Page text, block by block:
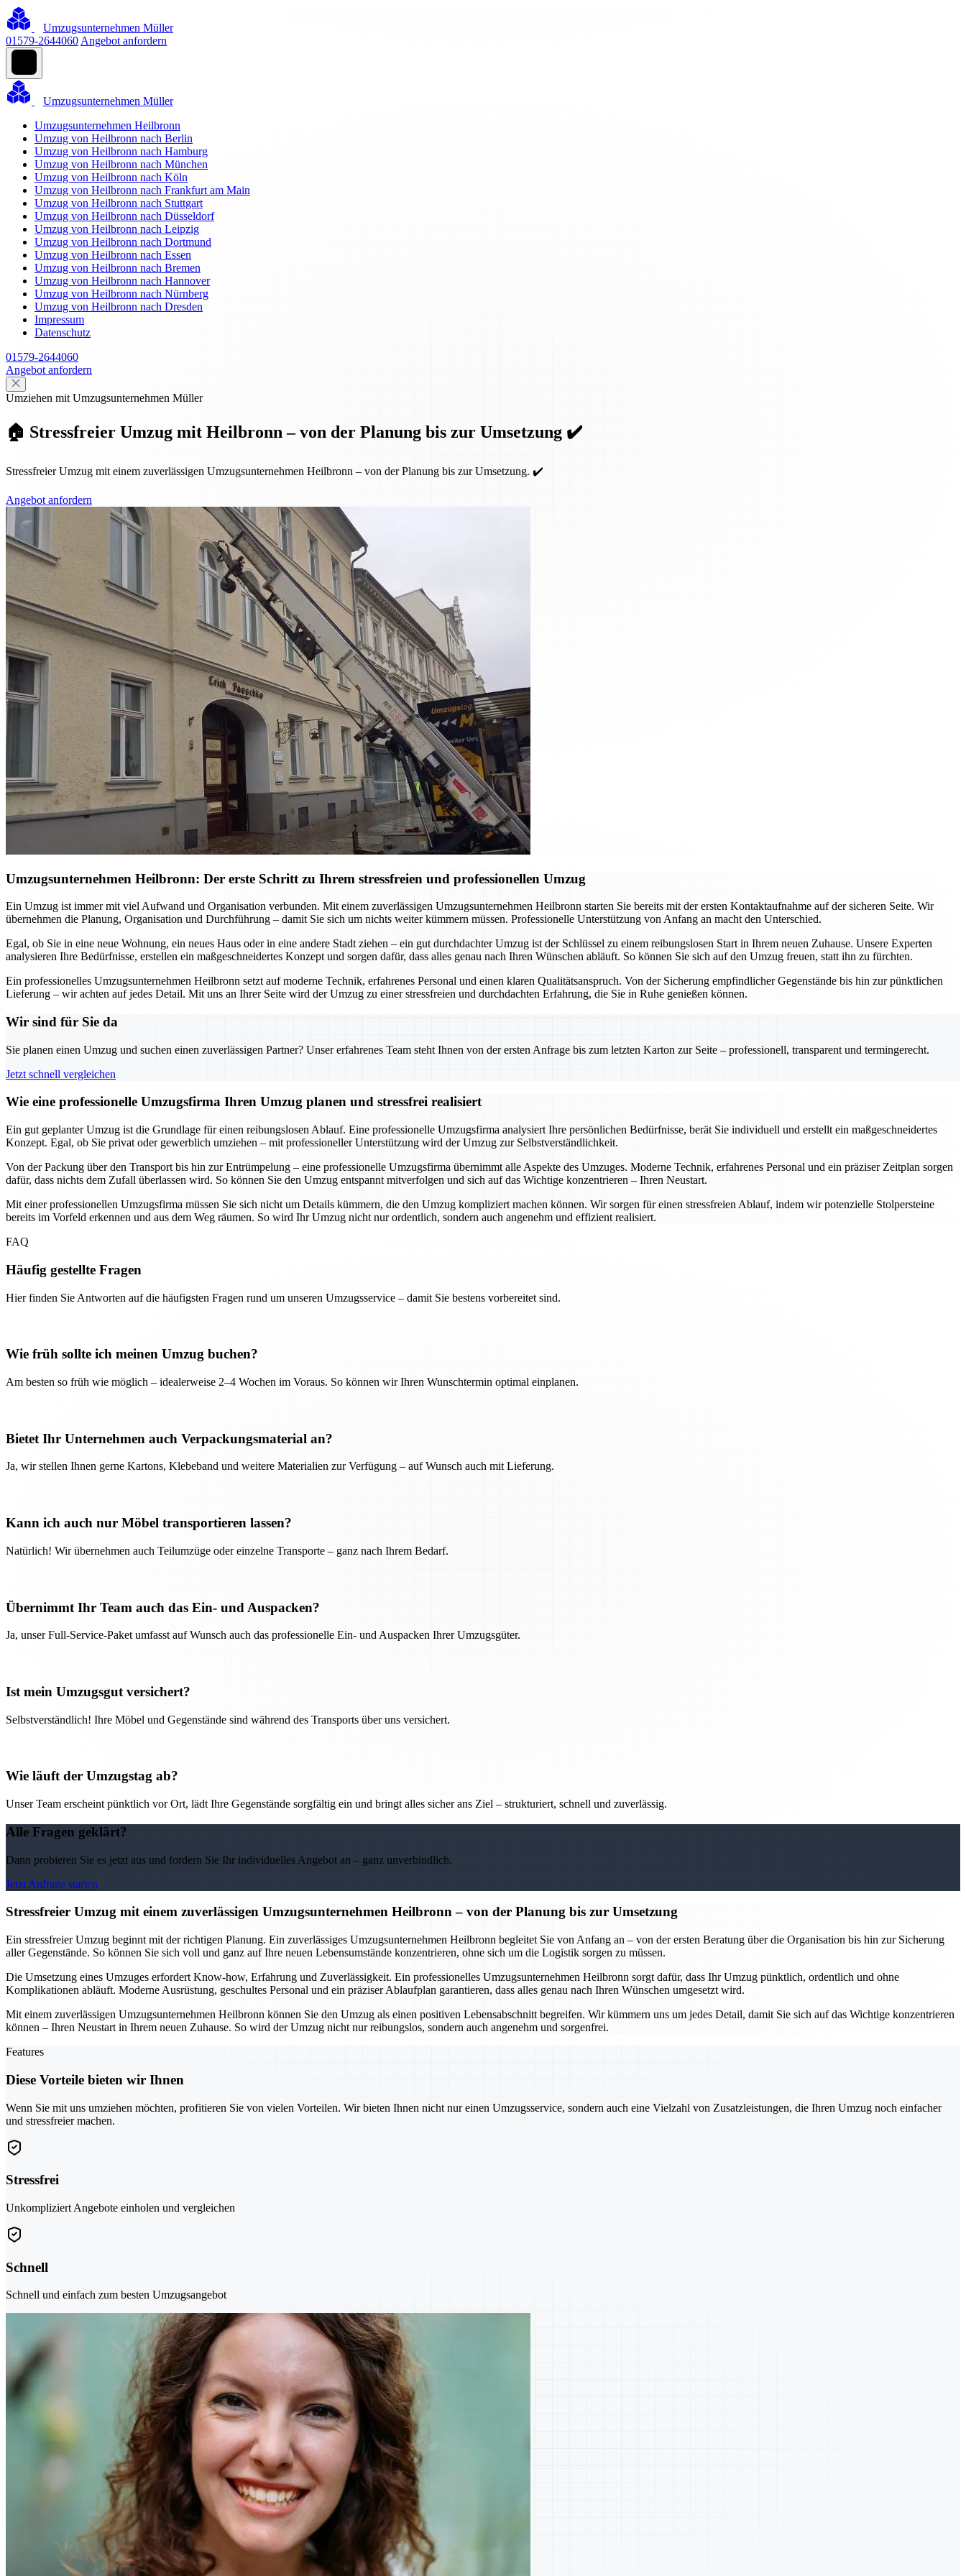
Umzugsunternehmen Müller
01579-2644060 Angebot anfordern
Umzugsunternehmen Müller
Umzugsunternehmen Heilbronn
Umzug von Heilbronn nach Berlin
Umzug von Heilbronn nach Hamburg
Umzug von Heilbronn nach München
Umzug von Heilbronn nach Köln
Umzug von Heilbronn nach Frankfurt am Main
Umzug von Heilbronn nach Stuttgart
Umzug von Heilbronn nach Düsseldorf
Umzug von Heilbronn nach Leipzig
Umzug von Heilbronn nach Dortmund
Umzug von Heilbronn nach Essen
Umzug von Heilbronn nach Bremen
Umzug von Heilbronn nach Hannover
Umzug von Heilbronn nach Nürnberg
Umzug von Heilbronn nach Dresden
Impressum
Datenschutz
01579-2644060
Angebot anfordern
Umziehen mit Umzugsunternehmen Müller
🏠 Stressfreier Umzug mit Heilbronn – von der Planung bis zur Umsetzung ✔️
Stressfreier Umzug mit einem zuverlässigen Umzugsunternehmen Heilbronn – von der Planung bis zur Umsetzung. ✔️
Angebot anfordern
Umzugsunternehmen Heilbronn: Der erste Schritt zu Ihrem stressfreien und professionellen Umzug
Ein Umzug ist immer mit viel Aufwand und Organisation verbunden. Mit einem zuverlässigen Umzugsunternehmen Heilbronn starten Sie bereits mit der ersten Kontaktaufnahme auf der sicheren Seite. Wir
übernehmen die Planung, Organisation und Durchführung – damit Sie sich um nichts weiter kümmern müssen. Professionelle Unterstützung von Anfang an macht den Unterschied.
Egal, ob Sie in eine neue Wohnung, ein neues Haus oder in eine andere Stadt ziehen – ein gut durchdachter Umzug ist der Schlüssel zu einem reibungslosen Start in Ihrem neuen Zuhause. Unsere Experten
analysieren Ihre Bedürfnisse, erstellen ein maßgeschneidertes Konzept und sorgen dafür, dass alles genau nach Ihren Wünschen abläuft. So können Sie sich auf den Umzug freuen, statt ihn zu fürchten.
Ein professionelles Umzugsunternehmen Heilbronn setzt auf moderne Technik, erfahrenes Personal und einen klaren Qualitätsanspruch. Von der Sicherung empfindlicher Gegenstände bis hin zur pünktlichen
Lieferung – wir achten auf jedes Detail. Mit uns an Ihrer Seite wird der Umzug zu einer stressfreien und durchdachten Erfahrung, die Sie in Ruhe genießen können.
Wir sind für Sie da
Sie planen einen Umzug und suchen einen zuverlässigen Partner? Unser erfahrenes Team steht Ihnen von der ersten Anfrage bis zum letzten Karton zur Seite – professionell, transparent und termingerecht.
Jetzt schnell vergleichen
Wie eine professionelle Umzugsfirma Ihren Umzug planen und stressfrei realisiert
Ein gut geplanter Umzug ist die Grundlage für einen reibungslosen Ablauf. Eine professionelle Umzugsfirma analysiert Ihre persönlichen Bedürfnisse, berät Sie individuell und erstellt ein maßgeschneidertes
Konzept. Egal, ob Sie privat oder gewerblich umziehen – mit professioneller Unterstützung wird der Umzug zur Selbstverständlichkeit.
Von der Packung über den Transport bis hin zur Entrümpelung – eine professionelle Umzugsfirma übernimmt alle Aspekte des Umzuges. Moderne Technik, erfahrenes Personal und ein präziser Zeitplan sorgen
dafür, dass nichts dem Zufall überlassen wird. So können Sie den Umzug entspannt mitverfolgen und sich auf das Wichtige konzentrieren – Ihren Neustart.
Mit einer professionellen Umzugsfirma müssen Sie sich nicht um Details kümmern, die den Umzug kompliziert machen können. Wir sorgen für einen stressfreien Ablauf, indem wir potenzielle Stolpersteine
bereits im Vorfeld erkennen und aus dem Weg räumen. So wird Ihr Umzug nicht nur ordentlich, sondern auch angenehm und effizient realisiert.
FAQ
Häufig gestellte Fragen
Hier finden Sie Antworten auf die häufigsten Fragen rund um unseren Umzugsservice – damit Sie bestens vorbereitet sind.
Wie früh sollte ich meinen Umzug buchen?
Am besten so früh wie möglich – idealerweise 2–4 Wochen im Voraus. So können wir Ihren Wunschtermin optimal einplanen.
Bietet Ihr Unternehmen auch Verpackungsmaterial an?
Ja, wir stellen Ihnen gerne Kartons, Klebeband und weitere Materialien zur Verfügung – auf Wunsch auch mit Lieferung.
Kann ich auch nur Möbel transportieren lassen?
Natürlich! Wir übernehmen auch Teilumzüge oder einzelne Transporte – ganz nach Ihrem Bedarf.
Übernimmt Ihr Team auch das Ein- und Auspacken?
Ja, unser Full-Service-Paket umfasst auf Wunsch auch das professionelle Ein- und Auspacken Ihrer Umzugsgüter.
Ist mein Umzugsgut versichert?
Selbstverständlich! Ihre Möbel und Gegenstände sind während des Transports über uns versichert.
Wie läuft der Umzugstag ab?
Unser Team erscheint pünktlich vor Ort, lädt Ihre Gegenstände sorgfältig ein und bringt alles sicher ans Ziel – strukturiert, schnell und zuverlässig.
Alle Fragen geklärt?
Dann probieren Sie es jetzt aus und fordern Sie Ihr individuelles Angebot an – ganz unverbindlich.
Jetzt Anfrage starten
Stressfreier Umzug mit einem zuverlässigen Umzugsunternehmen Heilbronn – von der Planung bis zur Umsetzung
Ein stressfreier Umzug beginnt mit der richtigen Planung. Ein zuverlässiges Umzugsunternehmen Heilbronn begleitet Sie von Anfang an – von der ersten Beratung über die Organisation bis hin zur Sicherung
aller Gegenstände. So können Sie sich voll und ganz auf Ihre neuen Lebensumstände konzentrieren, ohne sich um die Logistik sorgen zu müssen.
Die Umsetzung eines Umzuges erfordert Know-how, Erfahrung und Zuverlässigkeit. Ein professionelles Umzugsunternehmen Heilbronn sorgt dafür, dass Ihr Umzug pünktlich, ordentlich und ohne
Komplikationen abläuft. Moderne Ausrüstung, geschultes Personal und ein präziser Ablaufplan garantieren, dass alles genau nach Ihren Wünschen umgesetzt wird.
Mit einem zuverlässigen Umzugsunternehmen Heilbronn können Sie den Umzug als einen positiven Lebensabschnitt begreifen. Wir kümmern uns um jedes Detail, damit Sie sich auf das Wichtige konzentrieren
können – Ihren Neustart in Ihrem neuen Zuhause. So wird der Umzug nicht nur reibungslos, sondern auch angenehm und sorgenfrei.
Features
Diese Vorteile bieten wir Ihnen
Wenn Sie mit uns umziehen möchten, profitieren Sie von vielen Vorteilen. Wir bieten Ihnen nicht nur einen Umzugsservice, sondern auch eine Vielzahl von Zusatzleistungen, die Ihren Umzug noch einfacher
und stressfreier machen.
Stressfrei
Unkompliziert Angebote einholen und vergleichen
Schnell
Schnell und einfach zum besten Umzugsangebot